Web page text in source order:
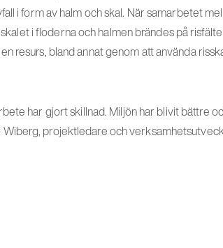
i form av halm och skal. När samarbetet
i floderna och halmen brändes på
resurs, bland annat genom att använda
har gjort skillnad. Miljön har blivit bättre
projektledare och